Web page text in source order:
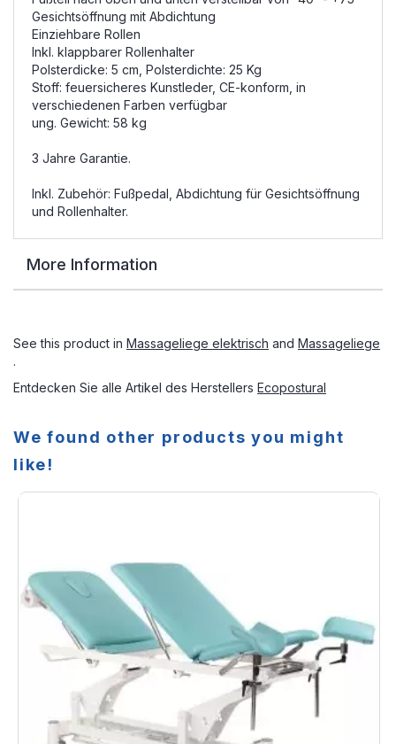
Gesichtsöffnung mit Abdichtung
Einziehbare Rollen
Inkl. klappbarer Rollenhalter
Polsterdicke: 5 cm, Polsterdichte: 25 Kg
Stoff: feuersicheres Kunstleder, CE-konform, in
verschiedenen Farben verfügbar
ung. Gewicht: 58 kg
3 Jahre Garantie.
Inkl. Zubehör: Fußpedal, Abdichtung für Gesichtsöffnung
und Rollenhalter.
More Information
See this product in Massageliege elektrisch and Massageliege
.
Entdecken Sie alle Artikel des Herstellers Ecopostural
We found other products you might
like!